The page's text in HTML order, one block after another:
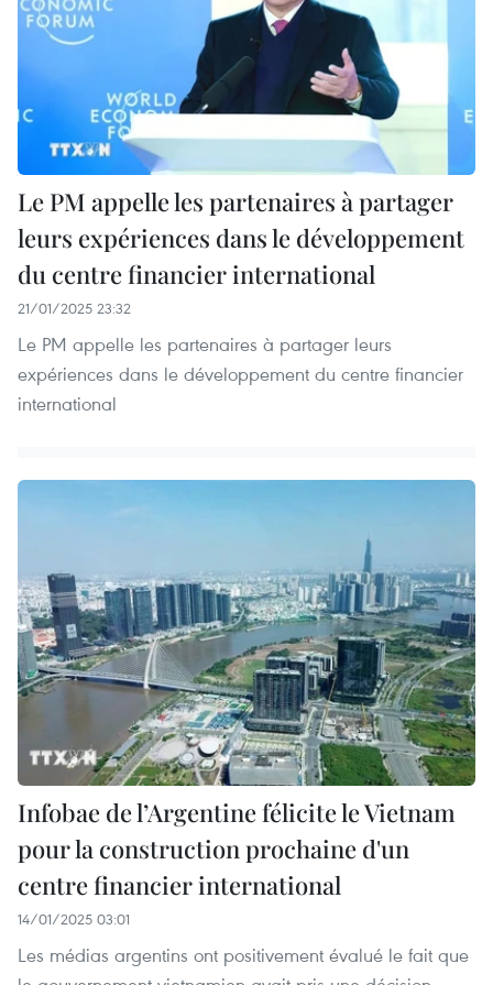
Le PM appelle les partenaires à partager
leurs expériences dans le développement
du centre financier international
21/01/2025 23:32
Le PM appelle les partenaires à partager leurs
expériences dans le développement du centre financier
international
Infobae de l’Argentine félicite le Vietnam
pour la construction prochaine d'un
centre financier international
14/01/2025 03:01
Les médias argentins ont positivement évalué le fait que